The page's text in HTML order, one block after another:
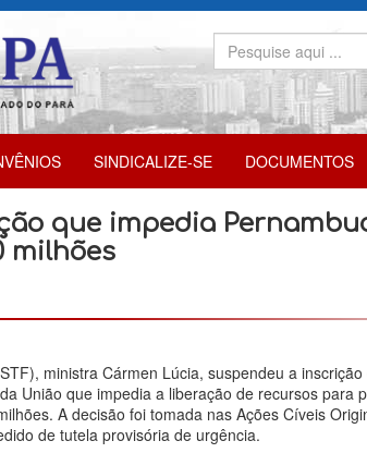
SINDICALIZE-SE DOCUMENTOS
que impedia
milhões
ministra Cármen Lúcia, suspendeu a
União que impedia a liberação de recursos para
A decisão foi tomada nas Ações Cíveis
de tutela provisória de urgência.